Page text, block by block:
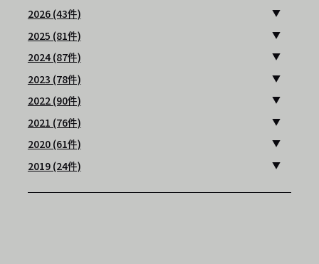
2026 (43件)
2025 (81件)
2024 (87件)
2023 (78件)
2022 (90件)
2021 (76件)
2020 (61件)
2019 (24件)